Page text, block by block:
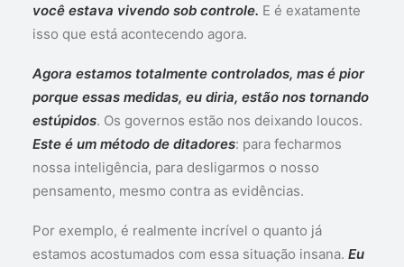
você estava vivendo sob controle. E é exatamente
isso que está acontecendo agora.
Agora estamos totalmente controlados, mas é pior
porque essas medidas, eu diria, estão nos tornando
estúpidos. Os governos estão nos deixando loucos.
Este é um método de ditadores: para fecharmos
nossa inteligência, para desligarmos o nosso
pensamento, mesmo contra as evidências.
Por exemplo, é realmente incrível o quanto já
estamos acostumados com essa situação insana. Eu